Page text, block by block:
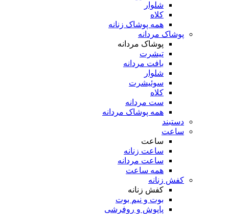
شلوار
کلاه
همه پوشاک زنانه
پوشاک مردانه
پوشاک مردانه
تیشرت
بافت مردانه
شلوار
سوئیشرت
کلاه
ست مردانه
همه پوشاک مردانه
دستبند
ساعت
ساعت
ساعت زنانه
ساعت مردانه
همه ساعت
کفش زنانه
کفش زنانه
بوت و نیم بوت
پاپوش و روفرشی